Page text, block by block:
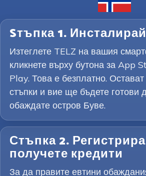
Sтъпка 1.
Изтеглете TELZ на вашия
кликнете върху бутона за App
Play. Това е безплатно.
стъпки и вие ще бъдете готови
обаждате остров Буве.
Стъпка 2.
получете кредити
За да правите евтини